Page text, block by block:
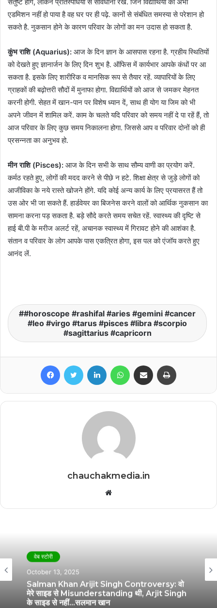
एडमिशन नहीं हो पाया है वह घर पर ही पढ़े. कानों से संबंधित समस्या से परेशान हो
सकते है. नुकसान होने के कारण परिवार के लोगों का मन उदास हो सकता है.
कुंभ राशि (Aquarius): आज के दिन ज्ञान के आसपास रहना है. ग्रहीय स्थितियों
को देखते हुए ज्ञानार्जन के लिए दिन शुभ है. ऑफिस में कार्यभार आपके कंधों पर आ
सकता है. इसके लिए शारीरिक व मानसिक रूप से तैयार रहें. व्यापारियों के लिए
ग्राहकों की बढ़ोत्तरी सौदों में मुनाफा होगा. विद्यार्थियों को आज से जमकर मेहनत
करनी होगी. सेहत में खान-पान पर विशेष ध्यान दें, साथ ही योग या जिम को भी
अपने जीवन में शामिल करें. काम के चलते यदि परिवार को समय नहीं दे पा रहें हैं, तो
आज परिवार के लिए कुछ समय निकालना होगा. जिससे आप व परिवार दोनों को ही
प्रसन्नता का अनुभव हो.
मीन राशि (Pisces): आज के दिन सभी के साथ सौम्य वाणी का प्रयोग करें.
कर्मठ रहते हुए, लोगों की मदद करने से पीछे न हटे. शिक्षा क्षेत्र से जुड़े लोगों को
आजीविका के नये रास्ते खोजने होंगे. यदि कोई अन्य कार्य के लिए प्रयासरत हैं तो
उस ओर भी जा सकते हैं. हार्डवेयर का बिजनेस करने वालों को आर्थिक नुकसान का
सामना करना पड़ सकता है. बड़े सौदे करते समय सचेत रहें. स्वास्थ्य की दृष्टि से
हाई बी.पी के मरीज अलर्ट रहें, अचानक स्वास्थ्य में गिरावट होने की आशंका है.
संतान व परिवार के लोग आपके पास एकत्रित होगा, इस पल को एंजॉय करते हुए
आनंद लें.
#horoscope #rashifal #aries #gemini #cancer
#leo #virgo #tarus #pisces #libra #scorpio
#sagittarius #capricorn
FacebookTwitter LinkedIn WhatsAppShare via Email
chauchakmedia.in
Website
वेब स्टोरी
October 13, 2025
Salman Khan Arijit Singh Controversy: वो
मेरे साइड से Misunderstanding थी, Arjit Singh
के साइड से नहीं…सलमान खान